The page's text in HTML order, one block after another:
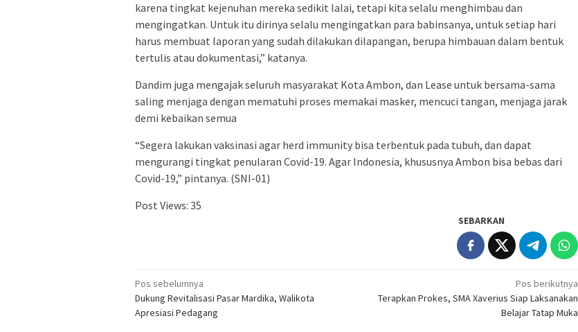
karena tingkat kejenuhan mereka sedikit lalai, tetapi kita selalu menghimbau dan
mengingatkan. Untuk itu dirinya selalu mengingatkan para babinsanya, untuk setiap hari
harus membuat laporan yang sudah dilakukan dilapangan, berupa himbauan dalam bentuk
tertulis atau dokumentasi,” katanya.
Dandim juga mengajak seluruh masyarakat Kota Ambon, dan Lease untuk bersama-sama
saling menjaga dengan mematuhi proses memakai masker, mencuci tangan, menjaga jarak
demi kebaikan semua
“Segera lakukan vaksinasi agar herd immunity bisa terbentuk pada tubuh, dan dapat
mengurangi tingkat penularan Covid-19. Agar Indonesia, khususnya Ambon bisa bebas dari
Covid-19,” pintanya. (SNI-01)
Post Views: 35
SEBARKAN
Navigasi
pos
Pos sebelumnya
Dukung Revitalisasi Pasar Mardika, Walikota
Apresiasi Pedagang
Pos berikutnya
Terapkan Prokes, SMA Xaverius Siap Laksanakan
Belajar Tatap Muka